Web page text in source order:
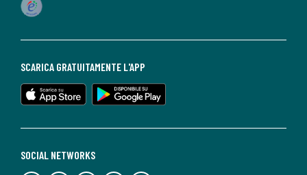
SOCIAL NETWORKS
SCARICA GRATUITAMENTE L'APP